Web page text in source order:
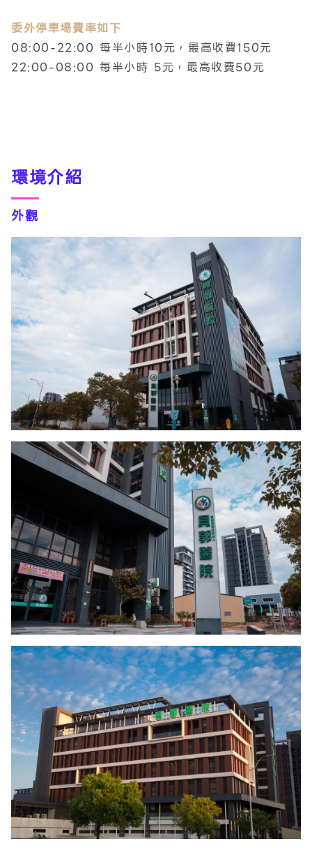
委外停車場費率如下
08:00-22:00 每半小時10元，最高收費150元
22:00-08:00 每半小時 5元，最高收費50元
環境介紹
外觀